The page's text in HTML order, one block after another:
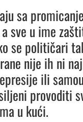
sa
sve u ime
se političari
nije ih ni
ili
provoditi
u kući.